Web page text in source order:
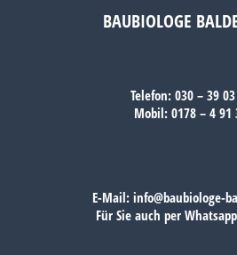
BAUBIOLOGE
Telefon: 030 – 39
Mobil: 0178 – 4 91
E-Mail: info@baubiologe-
Für Sie auch per